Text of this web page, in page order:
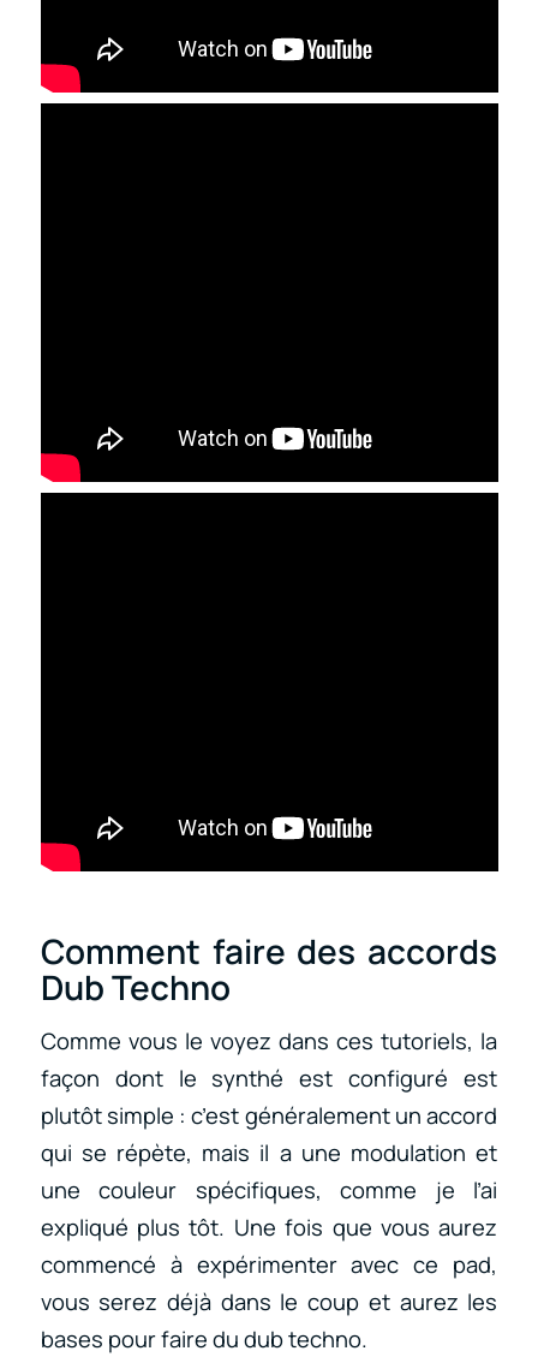
Comment faire des accords
Dub Techno
Comme vous le voyez dans ces tutoriels, la
façon dont le synthé est configuré est
plutôt simple : c’est généralement un accord
qui se répète, mais il a une modulation et
une couleur spécifiques, comme je l’ai
expliqué plus tôt. Une fois que vous aurez
commencé à expérimenter avec ce pad,
vous serez déjà dans le coup et aurez les
bases pour faire du dub techno.